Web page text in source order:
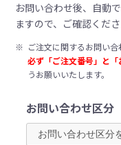
お問い合わせ後、自動
ますので、ご確認くださ
※ ご注文に関するお問い合
必ず「ご注文番号」と「
うお願いいたします。
お問い合わせ区分